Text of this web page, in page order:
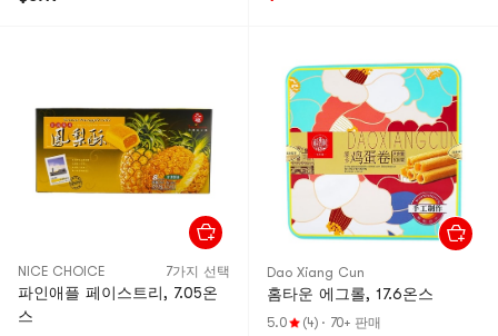
NICE CHOICE 7가지 선택
파인애플 페이스트리, 7.05온
스
Dao Xiang Cun
홈타운 에그롤, 17.6온스
5.0 (4) · 70+ 판매